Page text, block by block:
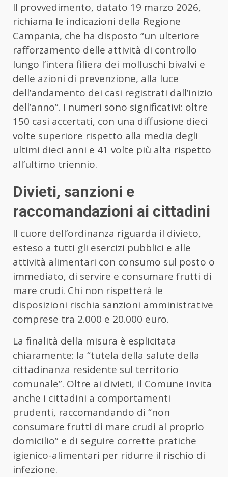
Il provvedimento, datato 19 marzo 2026,
richiama le indicazioni della Regione
Campania, che ha disposto “un ulteriore
rafforzamento delle attività di controllo
lungo l’intera filiera dei molluschi bivalvi e
delle azioni di prevenzione, alla luce
dell’andamento dei casi registrati dall’inizio
dell’anno”. I numeri sono significativi: oltre
150 casi accertati, con una diffusione dieci
volte superiore rispetto alla media degli
ultimi dieci anni e 41 volte più alta rispetto
all’ultimo triennio.
Divieti, sanzioni e
raccomandazioni ai cittadini
Il cuore dell’ordinanza riguarda il divieto,
esteso a tutti gli esercizi pubblici e alle
attività alimentari con consumo sul posto o
immediato, di servire e consumare frutti di
mare crudi. Chi non rispetterà le
disposizioni rischia sanzioni amministrative
comprese tra 2.000 e 20.000 euro.
La finalità della misura è esplicitata
chiaramente: la “tutela della salute della
cittadinanza residente sul territorio
comunale”. Oltre ai divieti, il Comune invita
anche i cittadini a comportamenti
prudenti, raccomandando di “non
consumare frutti di mare crudi al proprio
domicilio” e di seguire corrette pratiche
igienico-alimentari per ridurre il rischio di
infezione.